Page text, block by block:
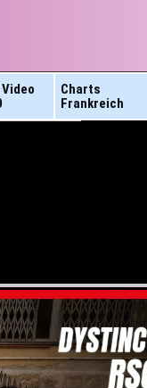
Charts
Frankreich